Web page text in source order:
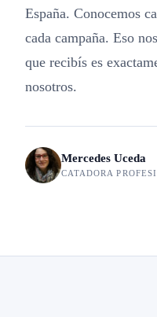
España. Conocemos
cada campaña. Eso
que recibís es
nosotros.
Mercedes Uceda
CATADORA